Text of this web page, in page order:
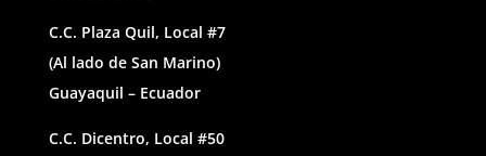
C.C. Plaza Quil, Local #7
(Al lado de San Marino)
Guayaquil – Ecuador
C.C. Dicentro, Local #50